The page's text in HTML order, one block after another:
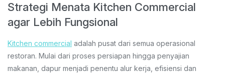
Strategi Menata Kitchen Commercial
agar Lebih Fungsional
Kitchen commercial adalah pusat dari semua operasional
restoran. Mulai dari proses persiapan hingga penyajian
makanan, dapur menjadi penentu alur kerja, efisiensi dan